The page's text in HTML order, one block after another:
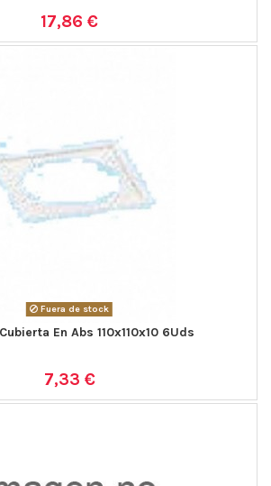
17,86 €
Fuera de stock
En Abs 110x110x10 6Uds
7,33 €